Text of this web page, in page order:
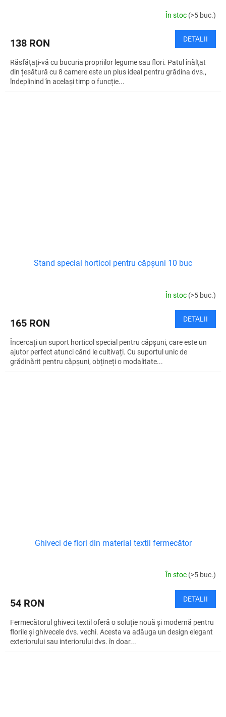
În stoc (>5 buc.)
138 RON DETALII
Răsfățați-vă cu bucuria propriilor legume sau flori. Patul înălțat
din țesătură cu 8 camere este un plus ideal pentru grădina dvs.,
îndeplinind în același timp o funcție...
Stand special horticol pentru căpșuni 10 buc
În stoc (>5 buc.)
165 RON DETALII
Încercați un suport horticol special pentru căpșuni, care este un
ajutor perfect atunci când le cultivați. Cu suportul unic de
grădinărit pentru căpșuni, obțineți o modalitate...
Ghiveci de flori din material textil fermecător
În stoc (>5 buc.)
54 RON DETALII
Fermecătorul ghiveci textil oferă o soluție nouă și modernă pentru
florile și ghivecele dvs. vechi. Acesta va adăuga un design elegant
exteriorului sau interiorului dvs. în doar...